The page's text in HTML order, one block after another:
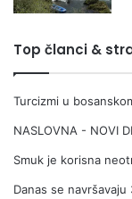
Top članci &
Turcizmi u
NASLOVNA - NOVI
Smuk je korisna
Danas se